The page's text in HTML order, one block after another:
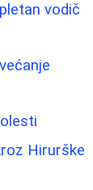
vodič
Hirurške